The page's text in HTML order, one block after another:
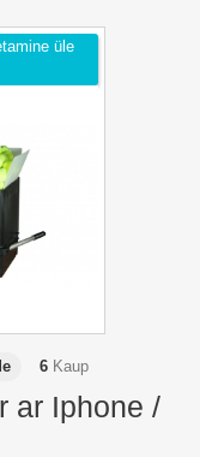
üle
6 Kaup
ar Iphone /